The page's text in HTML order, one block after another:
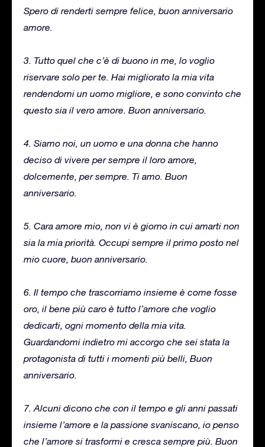
Spero di renderti sempre felice, buon anniversario
amore.
3. Tutto quel che c’è di buono in me, lo voglio
riservare solo per te. Hai migliorato la mia vita
rendendomi un uomo migliore, e sono convinto che
questo sia il vero amore. Buon anniversario.
4. Siamo noi, un uomo e una donna che hanno
deciso di vivere per sempre il loro amore,
dolcemente, per sempre. Ti amo. Buon
anniversario.
5. Cara amore mio, non vi è giorno in cui amarti non
sia la mia priorità. Occupi sempre il primo posto nel
mio cuore, buon anniversario.
6. Il tempo che trascorriamo insieme è come fosse
oro, il bene più caro è tutto l’amore che voglio
dedicarti, ogni momento della mia vita.
Guardandomi indietro mi accorgo che sei stata la
protagonista di tutti i momenti più belli, Buon
anniversario.
7. Alcuni dicono che con il tempo e gli anni passati
insieme l’amore e la passione svaniscano, io penso
che l’amore si trasformi e cresca sempre più. Buon